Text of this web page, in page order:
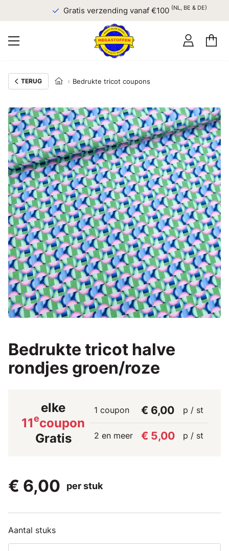
Gratis verzending vanaf €100(NL, BE & DE)
TERUG Bedrukte tricot coupons
Bedrukte tricot halve
rondjes groen/roze
elke
11ecoupon
Gratis
1 coupon € 6,00 p / st
2 en meer € 5,00 p / st
€ 6,00 per stuk
Aantal stuks